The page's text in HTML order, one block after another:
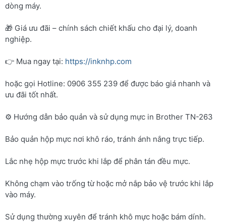
dòng máy.
🎁 Giá ưu đãi – chính sách chiết khấu cho đại lý, doanh
nghiệp.
👉 Mua ngay tại: https://inknhp.com
hoặc gọi Hotline: 0906 355 239 để được báo giá nhanh và
ưu đãi tốt nhất.
⚙️ Hướng dẫn bảo quản và sử dụng mực in Brother TN-263
Bảo quản hộp mực nơi khô ráo, tránh ánh nắng trực tiếp.
Lắc nhẹ hộp mực trước khi lắp để phân tán đều mực.
Không chạm vào trống từ hoặc mở nắp bảo vệ trước khi lắp
vào máy.
Sử dụng thường xuyên để tránh khô mực hoặc bám dính.